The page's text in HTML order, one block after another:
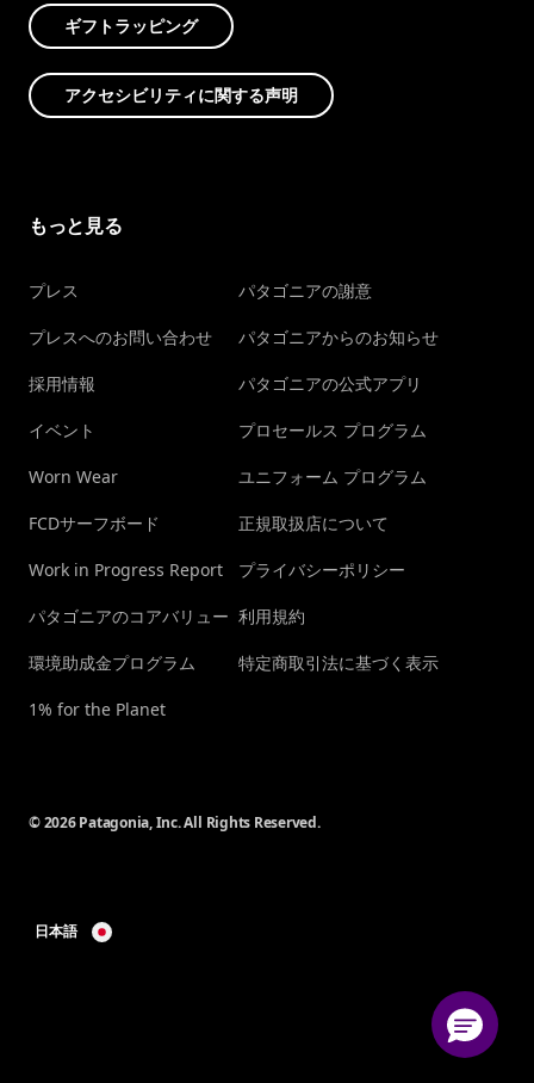
ギフトラッピング
アクセシビリティに関する声明
もっと見る
プレス
プレスへのお問い合わせ
採用情報
イベント
Worn Wear
FCDサーフボード
Work in Progress Report
パタゴニアのコアバリュー
環境助成金プログラム
1% for the Planet
パタゴニアの謝意
パタゴニアからのお知らせ
パタゴニアの公式アプリ
プロセールス プログラム
ユニフォーム プログラム
正規取扱店について
プライバシーポリシー
利用規約
特定商取引法に基づく表示
© 2026 Patagonia, Inc. All Rights Reserved.
日本語